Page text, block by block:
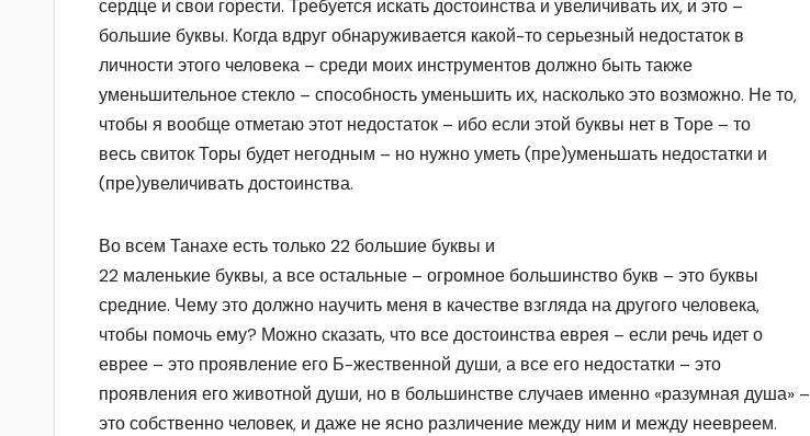
сердце и свои горести. Требуется искать достоинства и увеличивать их, и это –
большие буквы. Когда вдруг обнаруживается какой-то серьезный недостаток в
личности этого человека – среди моих инструментов должно быть также
уменьшительное стекло – способность уменьшить их, насколько это возможно. Не то,
чтобы я вообще отметаю этот недостаток – ибо если этой буквы нет в Торе – то
весь свиток Торы будет негодным – но нужно уметь (пре)уменьшать недостатки и
(пре)увеличивать достоинства.
Во всем Танахе есть только 22 большие буквы и
22 маленькие буквы, а все остальные – огромное большинство букв – это буквы
средние. Чему это должно научить меня в качестве взгляда на другого человека,
чтобы помочь ему? Можно сказать, что все достоинства еврея – если речь идет о
еврее – это проявление его Б-жественной души, а все его недостатки – это
проявления его животной души, но в большинстве случаев именно «разумная душа» –
это собственно человек, и даже не ясно различение между ним и между неевреем.